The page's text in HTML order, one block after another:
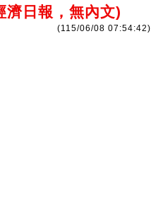
濟日報，無內文)
(115/06/08 07:54:42)